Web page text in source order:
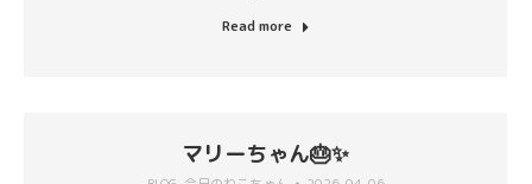
Read more
マリーちゃん🎂✨